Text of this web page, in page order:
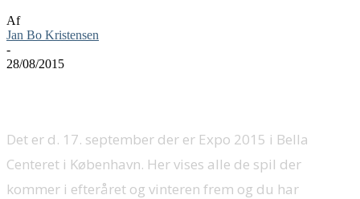
Af
Jan Bo Kristensen
-
28/08/2015
Det er d. 17. september der er Expo 2015 i Bella
Centeret i København. Her vises alle de spil der
kommer i efteråret og vinteren frem og du har